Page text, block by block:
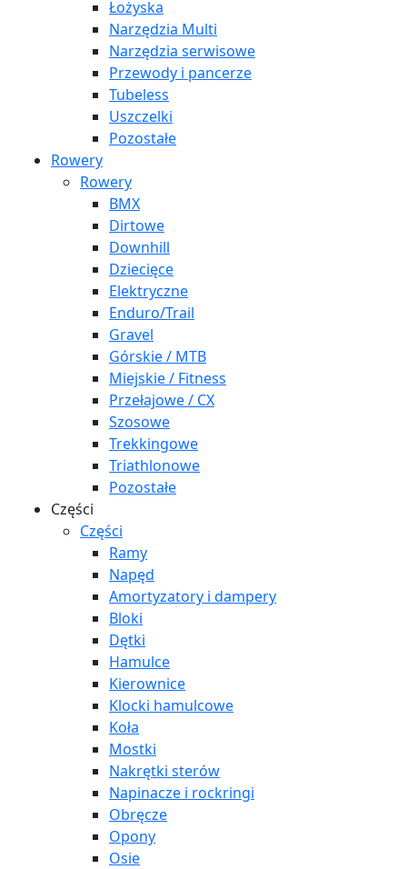
Łożyska
Narzędzia Multi
Narzędzia serwisowe
Przewody i pancerze
Tubeless
Uszczelki
Pozostałe
Rowery
Rowery
BMX
Dirtowe
Downhill
Dziecięce
Elektryczne
Enduro/Trail
Gravel
Górskie / MTB
Miejskie / Fitness
Przełajowe / CX
Szosowe
Trekkingowe
Triathlonowe
Pozostałe
Części
Części
Ramy
Napęd
Amortyzatory i dampery
Bloki
Dętki
Hamulce
Kierownice
Klocki hamulcowe
Koła
Mostki
Nakrętki sterów
Napinacze i rockringi
Obręcze
Opony
Osie